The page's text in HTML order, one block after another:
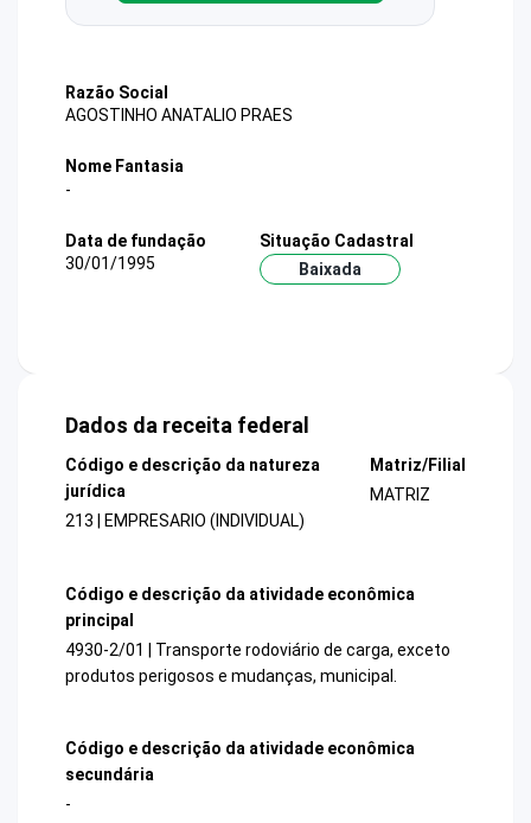
Razão Social
AGOSTINHO ANATALIO PRAES
Nome Fantasia
-
Data de fundação
30/01/1995
Situação Cadastral
Baixada
Dados da receita federal
Código e descrição da natureza
jurídica
213 | EMPRESARIO (INDIVIDUAL)
Matriz/Filial
MATRIZ
Código e descrição da atividade econômica
principal
4930-2/01 | Transporte rodoviário de carga, exceto
produtos perigosos e mudanças, municipal.
Código e descrição da atividade econômica
secundária
-